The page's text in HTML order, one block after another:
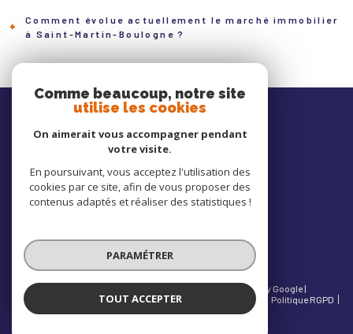
Un professionnel connaît les prix réels des ventes sur Saint-Martin-Boulogne et
les spécificités de quartiers comme Chemin Vert ou Mont Lambert. Cela garantit
une valeur juste, loin des outils en ligne parfois approximatifs.
Comment évolue actuellement le marché immobilier
à Saint-Martin-Boulogne ?
Le marché est soutenu par une demande constante de familles et d’actifs
recherchant un cadre agréable proche de Boulogne-sur-Mer. Les biens bien
situés et correctement estimés se vendent à un rythme stable, surtout dans les
Nos
avis clients
Nous
© 2026 | Tous droits réservés | Traduction powered by Google |
Nos honoraires
Mentions légales Admin Partenaires
Politique RGPD
Comme beaucoup, notre site
utilise les cookies
On aimerait vous accompagner pendant
votre visite.
En poursuivant, vous acceptez l'utilisation des
cookies par ce site, afin de vous proposer des
contenus adaptés et réaliser des statistiques !
PARAMÉTRER
TOUT ACCEPTER